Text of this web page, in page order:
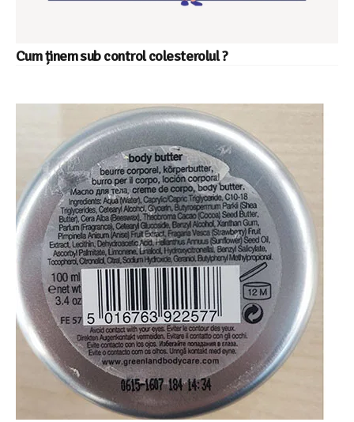
Cum ținem sub control colesterolul ?